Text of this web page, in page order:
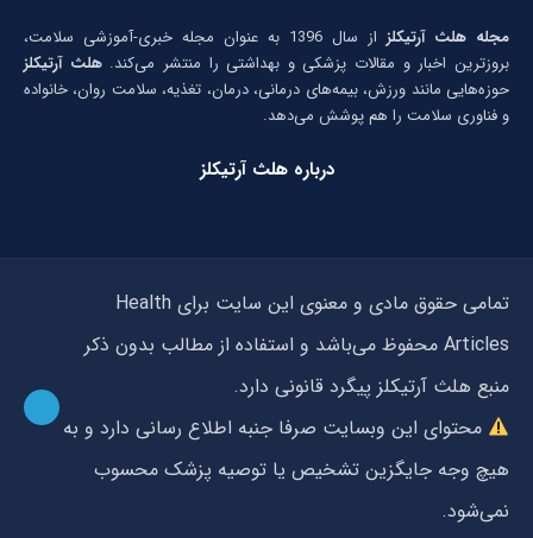
مجله هلث آرتیکلز
از سال 1396 به عنوان مجله خبری-آموزشی سلامت،
بروزترین اخبار و مقالات پزشکی و بهداشتی را منتشر می‌کند.هلث آرتیکلز
حوزه‌هایی مانند ورزش، بیمه‌های درمانی، درمان، تغذیه، سلامت روان، خانواده
و فناوری سلامت را هم پوشش می‌دهد.
درباره هلث آرتیکلز
تمامی حقوق مادی و معنوی این سایت برای Health
Articles محفوظ می‌باشد و استفاده از مطالب بدون ذکر
منبع هلث آرتیکلز پیگرد قانونی دارد.
محتوای این وبسایت صرفا جنبه اطلاع رسانی دارد و به
هیچ وجه جایگزین تشخیص یا توصیه پزشک محسوب
نمی‌شود.